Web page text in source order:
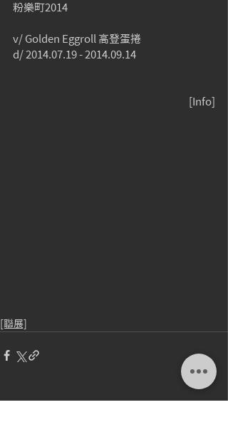
粉樂町2014
v/ Golden Eggroll 高登蛋捲
d/ 2014.07.19 - 2014.09.14
Info
[聯展]